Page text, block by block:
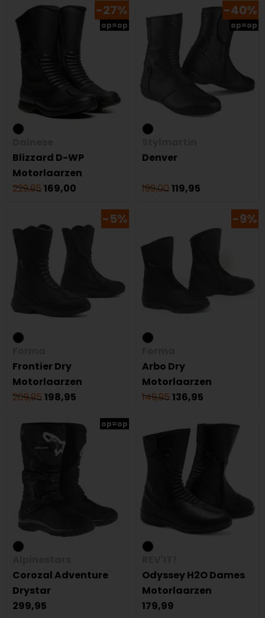
-27%
op=op
Blizzard D-WP
Motorlaarzen
229,95169,00
-40%
op=op
Denver
199,00 119,95
-5%
Frontier Dry
Motorlaarzen
209,95198,95
-9%
Arbo Dry
Motorlaarzen
149,95 136,95
op=op
Corozal Adventure
Drystar
299,95
Odyssey H2O Dames
Motorlaarzen
179,99